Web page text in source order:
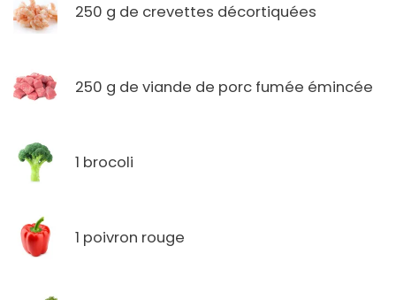
250 g de crevettes décortiquées
250 g de viande de porc fumée émincée
1 brocoli
1 poivron rouge